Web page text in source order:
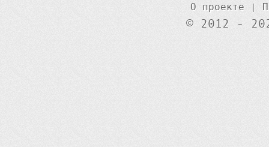
О проекте |
© 2012 -